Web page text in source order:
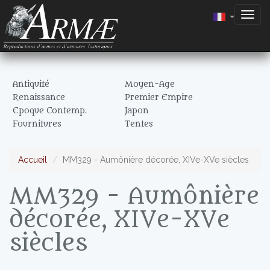
Antiquité
Moyen-Age
Renaissance
Premier Empire
Epoque Contemp.
Japon
Fournitures
Tentes
Accueil MM329 - Aumônière décorée, XIVe-XVe siècles
MM329 - Aumônière
décorée, XIVe-XVe
siècles